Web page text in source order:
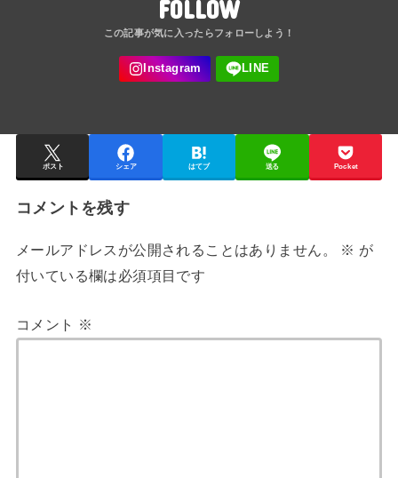
FOLLOW
ポスト シェア はてブ 送る Pocket
コメントを残す
メールアドレスが公開されることはありません。 ※ が
付いている欄は必須項目です
コメント ※